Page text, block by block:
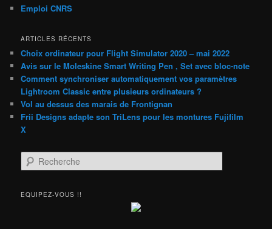
Emploi CNRS
ARTICLES RÉCENTS
Choix ordinateur pour Flight Simulator 2020 – mai 2022
Avis sur le Moleskine Smart Writing Pen , Set avec bloc-note
Comment synchroniser automatiquement vos paramètres
Lightroom Classic entre plusieurs ordinateurs ?
Vol au dessus des marais de Frontignan
Frii Designs adapte son TriLens pour les montures Fujifilm
X
e
h
EQUIPEZ-VOUS !!